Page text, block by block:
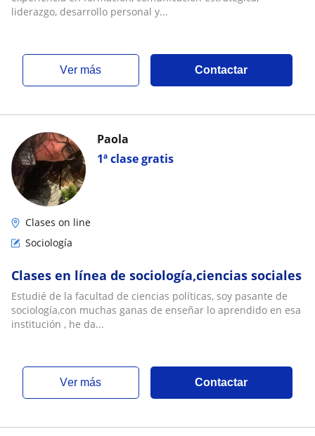
liderazgo, desarrollo personal y...
ver más Contactar
1ª clase gratis
Paola
Clases on line
Sociología
Clases en línea de sociología,ciencias sociales
Estudié de la facultad de ciencias políticas, soy pasante de
sociología,con muchas ganas de enseñar lo aprendido en esa
institución , he da...
ver más Contactar